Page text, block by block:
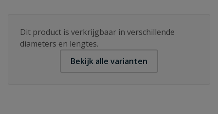
Dit product is verkrijgbaar in verschillende
diameters en lengtes.
Bekijk alle varianten